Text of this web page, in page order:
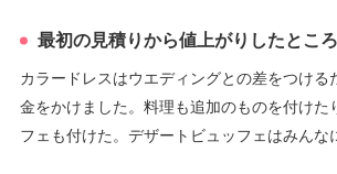
最初の見積りから値上がりしたところ
カラードレスはウエディングとの差をつける
金をかけました。料理も追加のものを付けた
フェも付けた。デザートビュッフェはみんな